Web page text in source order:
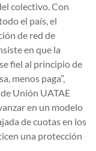
colectivo. Con
el país, el
de red de
en que la
fiel al principio de
menos paga”,
Unión UATAE
en un modelo
de cuotas en los
una protección